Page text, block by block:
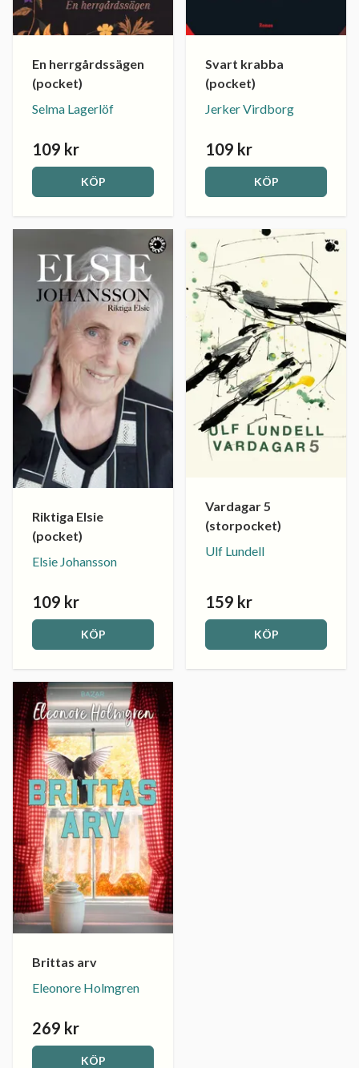
En herrgårdssägen
(pocket)
Selma Lagerlöf
109 kr
KÖP
Svart krabba
(pocket)
Jerker Virdborg
109 kr
KÖP
Riktiga Elsie
(pocket)
Elsie Johansson
109 kr
KÖP
Vardagar 5
(storpocket)
Ulf Lundell
159 kr
KÖP
Brittas arv
Eleonore Holmgren
269 kr
KÖP